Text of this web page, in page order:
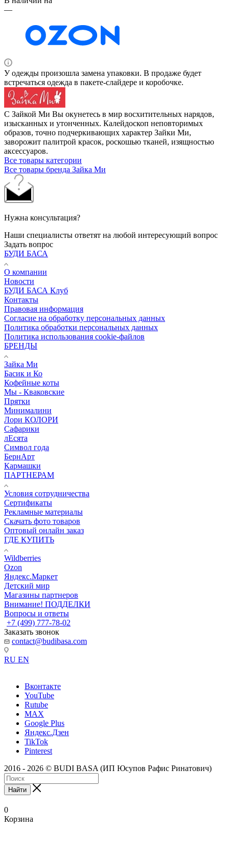
—
У одежды произошла замена упаковки. В продаже будет
встречаться одежда в пакете-слайдере и коробочке.
С Зайкой Ми Вы окунетесь в мир восхитительных нарядов,
изысканных и утонченных. Калейдоскоп неповторимых
образов, точно подчеркивающих характер Зайки Ми,
заворожит палитрой красок, роскошью тканей, изящностью
аксессуаров.
Все товары категории
Все товары бренда Зайка Ми
Нужна консультация?
Наши специалисты ответят на любой интересующий вопрос
Задать вопрос
БУДИ БАСА
О компании
Новости
БУДИ БАСА Клуб
Контакты
Правовая информация
Согласие на обработку персональных данных
Политика обработки персональных данных
Политика использования cookie-файлов
БРЕНДЫ
Зайка Ми
Басик и Ко
Кофейные коты
Мы - Кваковские
Прятки
Минималини
Лори КОЛОРИ
Сафарики
лЕсята
Символ года
БернАрт
Кармашки
ПАРТНЕРАМ
Условия сотрудничества
Сертификаты
Рекламные материалы
Скачать фото товаров
Оптовый онлайн заказ
ГДЕ КУПИТЬ
Wildberries
Ozon
Яндекс.Маркет
Детский мир
Магазины партнеров
Внимание! ПОДДЕЛКИ
Вопросы и ответы
+7 (499) 777-78-02
Заказать звонок
contact@budibasa.com
RU EN
Вконтакте
YouTube
Rutube
MAX
Google Plus
Яндекс.Дзен
TikTok
Pinterest
2016 - 2026 © BUDI BASA (ИП Юсупов Рафис Ринатович)
Найти
0
Корзина